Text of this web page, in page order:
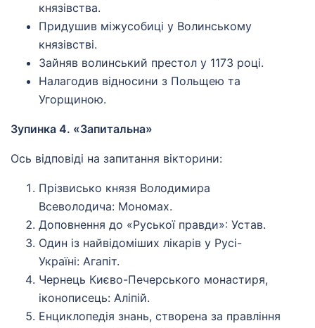
князівства.
Придушив міжусобиці у Волинському
князівстві.
Зайняв волинський престол у 1173 році.
Налагодив відносини з Польщею та
Угорщиною.
Зупинка 4. «Запитальна»
Ось відповіді на запитання вікторини:
Прізвисько князя Володимира
Всеволодича: Мономах.
Доповнення до «Руської правди»: Устав.
Один із найвідоміших лікарів у Русі-
Україні: Агапіт.
Чернець Києво-Печерського монастиря,
іконописець: Аліпій.
Енциклопедія знань, створена за правління